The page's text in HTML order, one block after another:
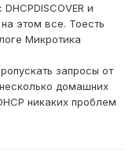
и
этом все. Тоесть
Микротика
запросы от
домашних
никаких проблем